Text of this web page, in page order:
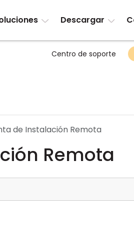
Descargar
Centro de soporte
de Instalación Remota
Remota